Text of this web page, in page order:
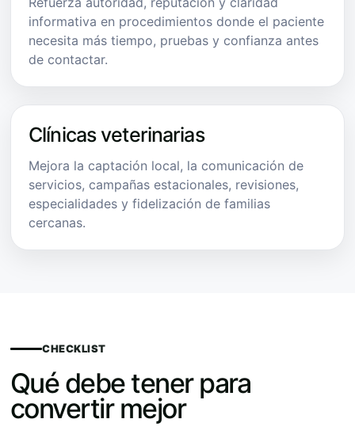
informativa en procedimientos donde el paciente
necesita más tiempo, pruebas y confianza antes
de contactar.
Clínicas veterinarias
Mejora la captación local, la comunicación de
servicios, campañas estacionales, revisiones,
especialidades y fidelización de familias
cercanas.
CHECKLIST
Qué debe tener para
convertir mejor